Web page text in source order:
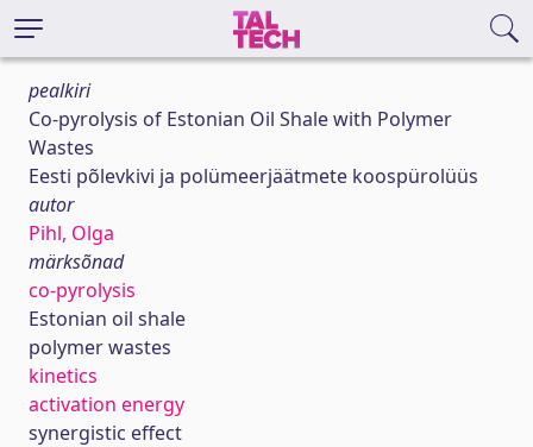
pealkiri
Co-pyrolysis of Estonian Oil Shale with Polymer
Wastes
Eesti põlevkivi ja polümeerjäätmete koospürolüüs
autor
Pihl, Olga
märksõnad
co-pyrolysis
Estonian oil shale
polymer wastes
kinetics
activation energy
synergistic effect